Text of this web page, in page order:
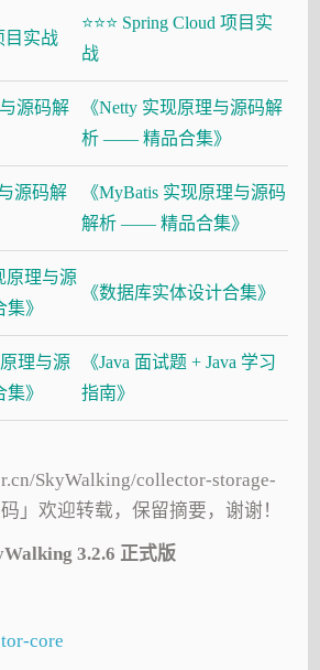
目实战
⭐⭐⭐ Spring Cloud 项目实
战
源码解
《Netty 实现原理与源码解
析 —— 精品合集》
源码解
《MyBatis 实现原理与源码
解析 —— 精品合集》
原理与源
》
《数据库实体设计合集》
原理与源
》
《Java 面试题 + Java 学习
指南》
SkyWalking/collector-storage-
」欢迎转载，保留摘要，谢谢！
3.2.6 正式版
core